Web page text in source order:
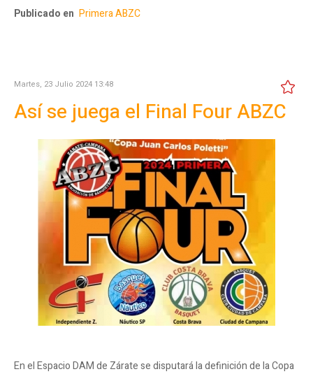
Publicado en Primera ABZC
Martes, 23 Julio 2024 13:48
Así se juega el Final Four ABZC
En el Espacio DAM de Zárate se disputará la definición de la Copa